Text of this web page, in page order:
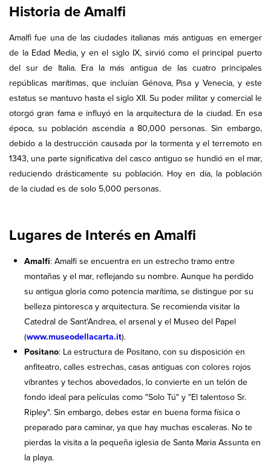
Historia de Amalfi
Amalfi fue una de las ciudades italianas más antiguas en emerger
de la Edad Media, y en el siglo IX, sirvió como el principal puerto
del sur de Italia. Era la más antigua de las cuatro principales
repúblicas marítimas, que incluían Génova, Pisa y Venecia, y este
estatus se mantuvo hasta el siglo XII. Su poder militar y comercial le
otorgó gran fama e influyó en la arquitectura de la ciudad. En esa
época, su población ascendía a 80,000 personas. Sin embargo,
debido a la destrucción causada por la tormenta y el terremoto en
1343, una parte significativa del casco antiguo se hundió en el mar,
reduciendo drásticamente su población. Hoy en día, la población
de la ciudad es de solo 5,000 personas.
Lugares de Interés en Amalfi
Amalfi: Amalfi se encuentra en un estrecho tramo entre
montañas y el mar, reflejando su nombre. Aunque ha perdido
su antigua gloria como potencia marítima, se distingue por su
belleza pintoresca y arquitectura. Se recomienda visitar la
Catedral de Sant'Andrea, el arsenal y el Museo del Papel
(www.museodellacarta.it).
Positano: La estructura de Positano, con su disposición en
anfiteatro, calles estrechas, casas antiguas con colores rojos
vibrantes y techos abovedados, lo convierte en un telón de
fondo ideal para películas como "Solo Tú" y "El talentoso Sr.
Ripley". Sin embargo, debes estar en buena forma física o
preparado para caminar, ya que hay muchas escaleras. No te
pierdas la visita a la pequeña iglesia de Santa Maria Assunta en
la playa.